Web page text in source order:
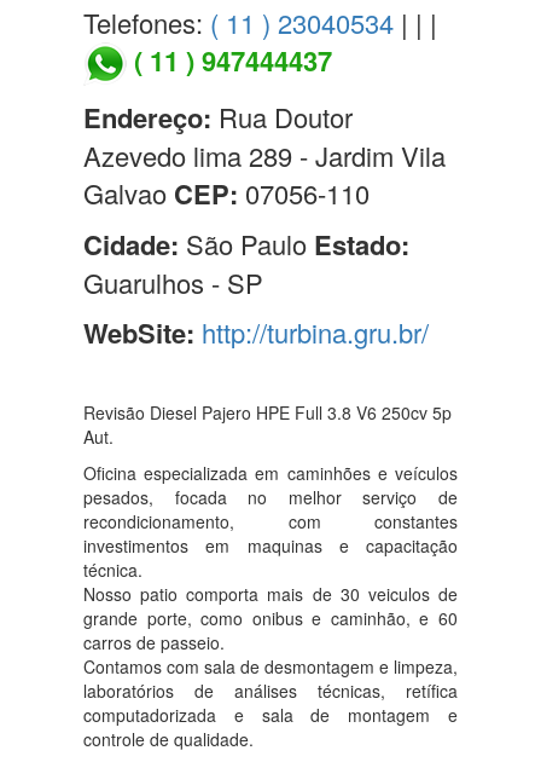
Telefones: ( 11 ) 23040534 | | |
( 11 ) 947444437
Endereço: Rua Doutor
Azevedo lima 289 - Jardim Vila
Galvao CEP: 07056-110
Cidade: São Paulo Estado:
Guarulhos - SP
WebSite: http://turbina.gru.br/
Revisão Diesel Pajero HPE Full 3.8 V6 250cv 5p
Aut.
Oficina especializada em caminhões e veículos
pesados, focada no melhor serviço de
recondicionamento, com constantes
investimentos em maquinas e capacitação
técnica.
Nosso patio comporta mais de 30 veiculos de
grande porte, como onibus e caminhão, e 60
carros de passeio.
Contamos com sala de desmontagem e limpeza,
laboratórios de análises técnicas, retífica
computadorizada e sala de montagem e
controle de qualidade.